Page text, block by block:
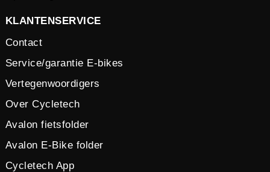
KLANTENSERVICE
Contact
Service/garantie E-bikes
Vertegenwoordigers
Over Cycletech
Avalon fietsfolder
Avalon E-Bike folder
Cycletech App